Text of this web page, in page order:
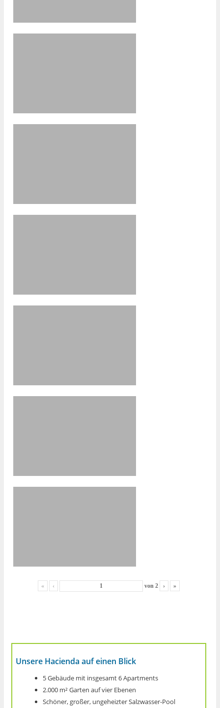
« ‹ von 2 › »
Unsere Hacienda auf einen Blick
5 Gebäude mit insgesamt 6 Apartments
2.000 m² Garten auf vier Ebenen
Schöner, großer, ungeheizter Salzwasser-Pool